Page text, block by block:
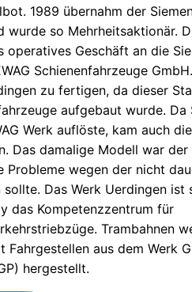
1989 übernahm der
so Mehrheitsaktionär.
Geschäft an die
Schienenfahrzeuge
zu fertigen, da dieser
aufgebaut wurde. Da
Werk auflöste, kam auch
Das damalige Modell war
Probleme wegen der nicht
Das Werk Uerdingen ist
das Kompetenzzentrum für
Trambahnen
Fahrgestellen aus dem Werk
hergestellt.